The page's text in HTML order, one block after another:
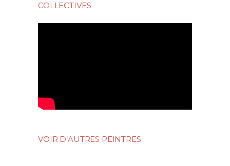
COLLECTIVES
VOIR D’AUTRES PEINTRES